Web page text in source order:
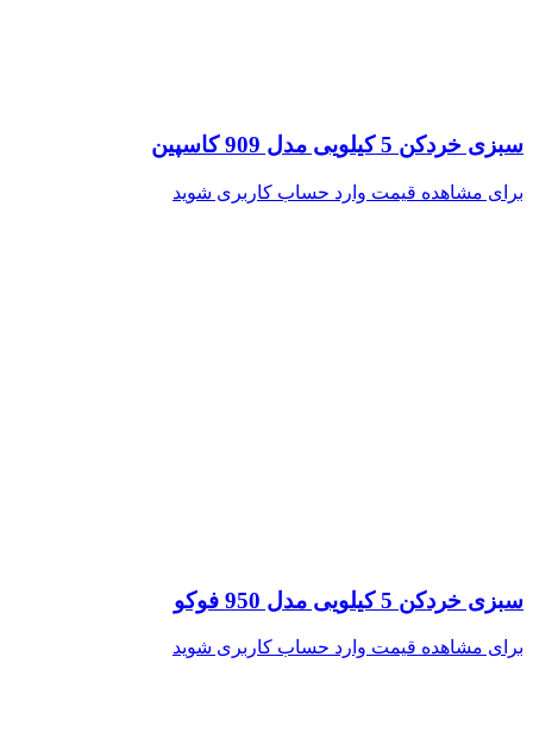
سبزی خردکن 5 کیلویی مدل 909 کاسپین
برای مشاهده قیمت وارد حساب کاربری شوید
سبزی خردکن 5 کیلویی مدل 950 فوکو
برای مشاهده قیمت وارد حساب کاربری شوید